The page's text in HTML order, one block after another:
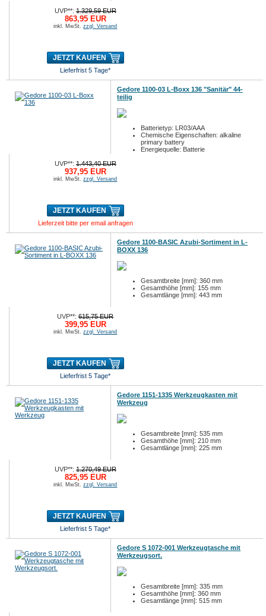
UVP**:1.329,59 EUR
863,95 EUR
inkl. MwSt.zzgl. Versand
JETZT KAUFEN
Lieferfrist 5 Tage*
Gedore 1100-03 L-Boxx 136 "Sanitär" 44-
teilig
Batterietyp: LR03/AAA
Chemische Eigenschaften: alkaline
primary battery
Energiequelle: Batterie
UVP**:1.443,40 EUR
937,95 EUR
inkl. MwSt.zzgl. Versand
JETZT KAUFEN
Lieferzeit bitte per email anfragen
Gedore 1100-BASIC Azubi-Sortiment in L-
BOXX 136
Gesamtbreite [mm]: 360 mm
Gesamthöhe [mm]: 155 mm
Gesamtlänge [mm]: 443 mm
UVP**:615,75 EUR
399,95 EUR
inkl. MwSt.zzgl. Versand
JETZT KAUFEN
Lieferfrist 5 Tage*
Gedore 1151-1335 Werkzeugkasten mit
Werkzeug
Gesamtbreite [mm]: 535 mm
Gesamthöhe [mm]: 210 mm
Gesamtlänge [mm]: 225 mm
UVP**:1.270,49 EUR
825,95 EUR
inkl. MwSt.zzgl. Versand
JETZT KAUFEN
Lieferfrist 5 Tage*
Gedore S 1072-001 Werkzeugtasche mit
Werkzeugsort.
Gesamtbreite [mm]: 335 mm
Gesamthöhe [mm]: 360 mm
Gesamtlänge [mm]: 515 mm